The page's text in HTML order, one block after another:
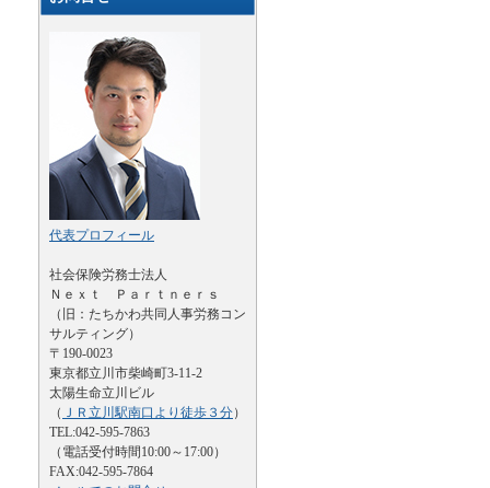
代表プロフィール
社会保険労務士法人
Ｎｅｘｔ Ｐａｒｔｎｅｒｓ
（旧：たちかわ共同人事労務コン
サルティング）
〒190-0023
東京都立川市柴崎町3-11-2
太陽生命立川ビル
（ ＪＲ立川駅南口より徒歩３分）
TEL:042-595-7863
（電話受付時間10:00～17:00）
FAX:042-595-7864